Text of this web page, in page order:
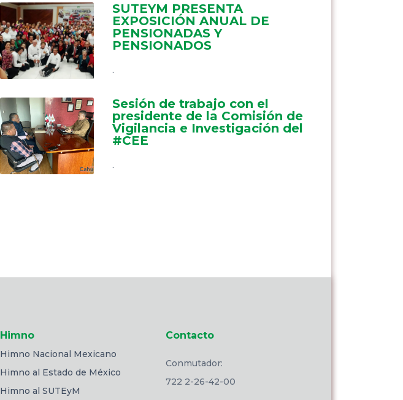
SUTEYM PRESENTA
EXPOSICIÓN ANUAL DE
PENSIONADAS Y
PENSIONADOS
.
Sesión de trabajo con el
presidente de la Comisión de
Vigilancia e Investigación del
#CEE
.
Himno
Himno Nacional Mexicano
Himno al Estado de México
Himno al SUTEyM
Contacto
Conmutador:
722 2-26-42-00